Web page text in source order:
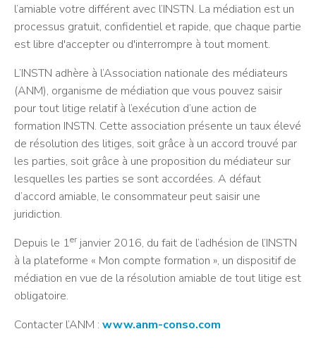
l’amiable votre différent avec l’INSTN. La médiation est un
processus gratuit, confidentiel et rapide, que chaque partie
est libre d'accepter ou d'interrompre à tout moment.
L’INSTN adhère à l’Association nationale des médiateurs
(ANM), organisme de médiation que vous pouvez saisir
pour tout litige relatif à l’exécution d’une action de
formation INSTN. Cette association présente un taux élevé
de résolution des litiges, soit grâce à un accord trouvé par
les parties, soit grâce à une proposition du médiateur sur
lesquelles les parties se sont accordées. A défaut
d’accord amiable, le consommateur peut saisir une
juridiction.
Depuis le 1er janvier 2016, du fait de l’adhésion de l’INSTN
à la plateforme « Mon compte formation », un dispositif de
médiation en vue de la résolution amiable de tout litige est
obligatoire.
Contacter l’ANM : www.anm-conso.com